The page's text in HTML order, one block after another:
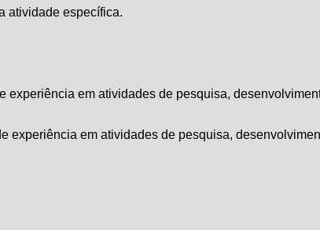
atividade específica.
experiência em atividades de pesquisa,
experiência em atividades de pesquisa,